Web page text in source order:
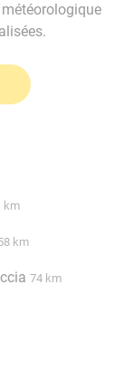
km
km
74 km